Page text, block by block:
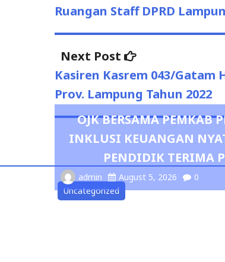
navigation
Ruangan Staff DPRD
Next Post
Next
post:
Kasiren Kasrem 043/Gatam
Prov. Lampung Tahun 2022
Uncategorized
OJK BERSAMA PEMKAB
INKLUSI KEUANGAN
PENDIDIK TERIMA
admin August 5, 2026
0